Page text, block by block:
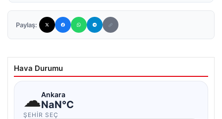
Paylaş:
Hava Durumu
☁Ankara
NaN°C
ŞEHIR SEÇ